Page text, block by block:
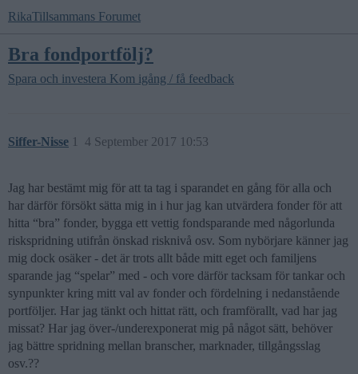
RikaTillsammans Forumet
Bra fondportfölj?
Spara och investera Kom igång / få feedback
Siffer-Nisse 4 September 2017 10:53
1
Jag har bestämt mig för att ta tag i sparandet en gång för alla och
har därför försökt sätta mig in i hur jag kan utvärdera fonder för att
hitta “bra” fonder, bygga ett vettig fondsparande med någorlunda
riskspridning utifrån önskad risknivå osv. Som nybörjare känner jag
mig dock osäker - det är trots allt både mitt eget och familjens
sparande jag “spelar” med - och vore därför tacksam för tankar och
synpunkter kring mitt val av fonder och fördelning i nedanstående
portföljer. Har jag tänkt och hittat rätt, och framförallt, vad har jag
missat? Har jag över-/underexponerat mig på något sätt, behöver
jag bättre spridning mellan branscher, marknader, tillgångsslag
osv.??